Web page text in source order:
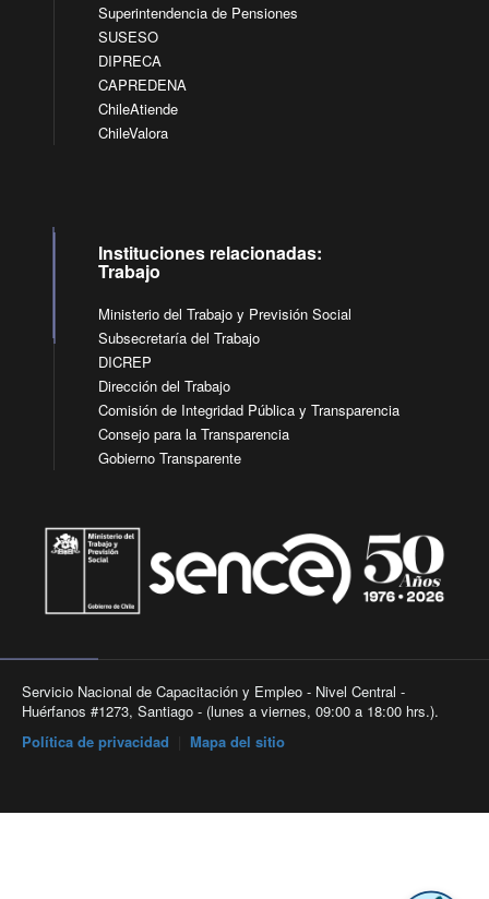
Superintendencia de Pensiones
SUSESO
DIPRECA
CAPREDENA
ChileAtiende
ChileValora
Instituciones relacionadas:
Trabajo
Ministerio del Trabajo y Previsión Social
Subsecretaría del Trabajo
DICREP
Dirección del Trabajo
Comisión de Integridad Pública y Transparencia
Consejo para la Transparencia
Gobierno Transparente
Servicio Nacional de Capacitación y Empleo - Nivel Central -
Huérfanos #1273, Santiago - (lunes a viernes, 09:00 a 18:00 hrs.).
Política de privacidad
Mapa del sitio